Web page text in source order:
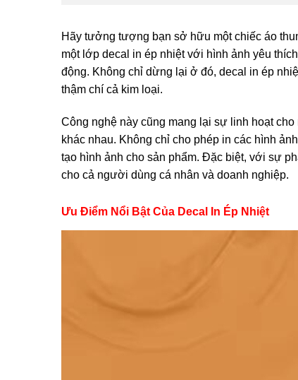
Hãy tưởng tượng bạn sở hữu một chiếc áo
một lớp decal in ép nhiệt với hình ảnh yêu
động. Không chỉ dừng lại ở đó, decal in ép
thậm chí cả kim loại.
Công nghệ này cũng mang lại sự linh hoạt
khác nhau. Không chỉ cho phép in các hình
tạo hình ảnh cho sản phẩm. Đặc biệt, với sự
cho cả người dùng cá nhân và doanh nghiệp.
Ưu Điểm Nổi Bật Của Decal In Ép Nhiệt